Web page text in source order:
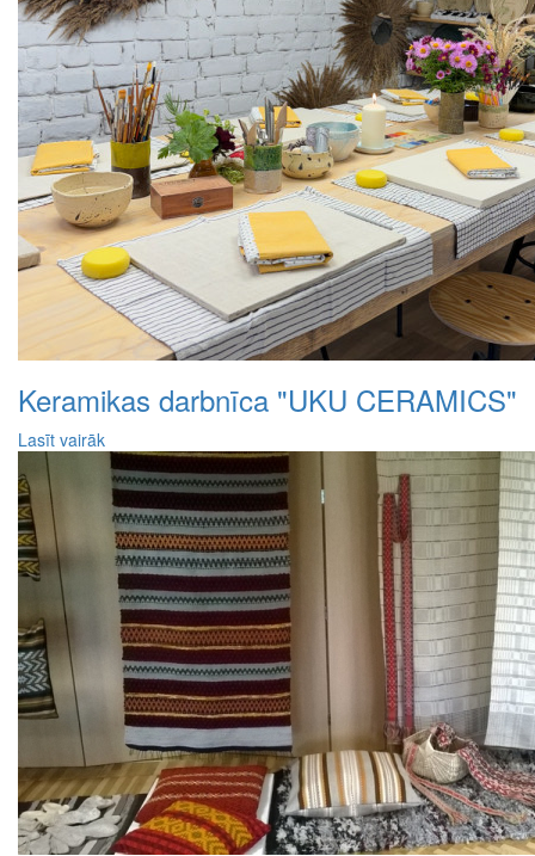
Keramikas darbnīca "UKU CERAMICS"
Lasīt vairāk